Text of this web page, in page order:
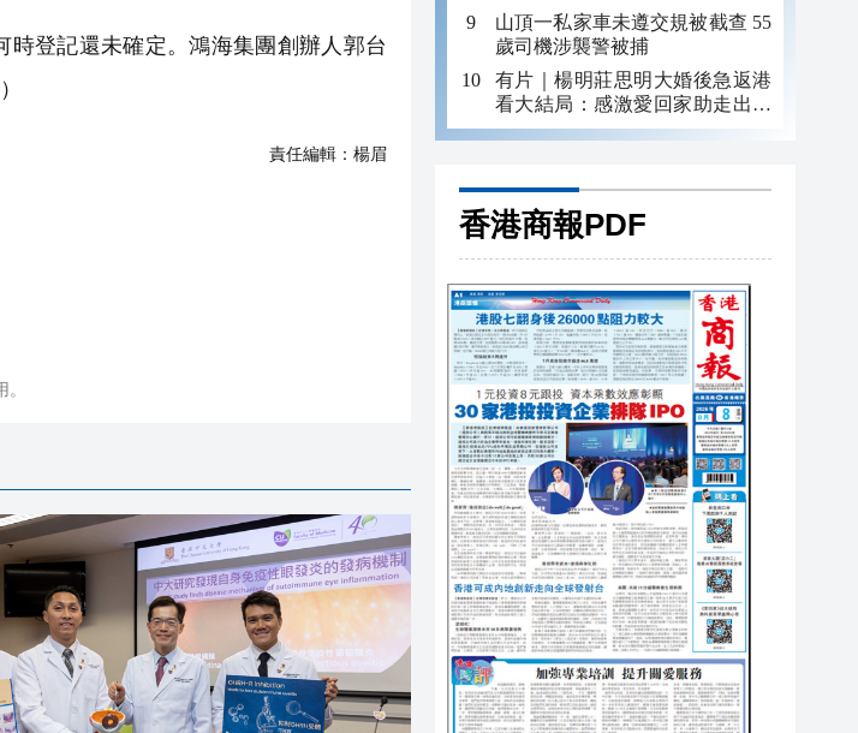
登記還未確定。鴻海集團創辦人郭台
責任編輯： 楊眉
好培訓工作
山頂一私家車未遵交規被截查 55
歲司機涉襲警被捕
有片｜楊明莊思明大婚後急返港
看大結局：感激愛回家助走出低
谷 不捨大家庭
香港商報PDF